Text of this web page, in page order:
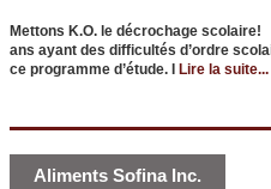
Mettons K.O. le décrochage
ans ayant des difficultés d’ordre
ce programme d’étude. I
Lire la suite...
Aliments Sofina Inc.